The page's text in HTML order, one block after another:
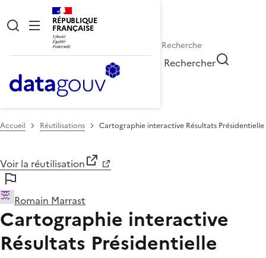
RÉPUBLIQUE
FRANÇAISE
Rechercher
Accueil Réutilisations Cartographie interactive Résultats Présidentielle
Voir la réutilisation
Romain Marrast
Cartographie interactive
Résultats Présidentielle